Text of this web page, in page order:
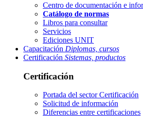
Centro de documentación e
Catálogo de normas
Libros para consultar
Servicios
Ediciones UNIT
Capacitación Diplomas, cursos
Certificación Sistemas, productos
Certificación
Portada del sectorCertificación
Solicitud de información
Diferencias entre certificaciones